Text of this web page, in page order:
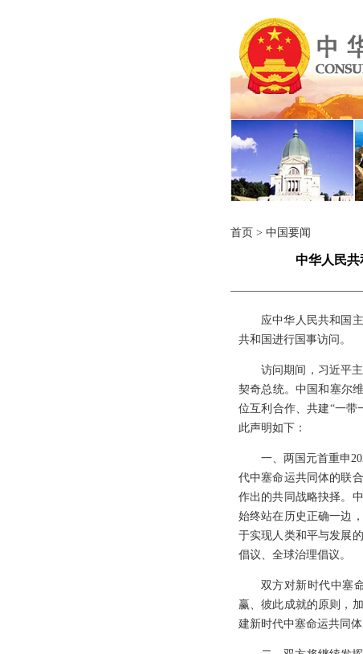
首页 > 中国要闻
中华人民
应中华人民共和国
共和国进行国事访问。
访问期间，习近平
契奇总统。中国和塞尔
位互利合作、共建“一带
此声明如下：
一、两国元首重申
代中塞命运共同体的联
作出的共同战略抉择。
始终站在历史正确一边
于实现人类和平与发展
倡议、全球治理倡议。
双方对新时代中塞
赢、彼此成就的原则，
建新时代中塞命运共同体